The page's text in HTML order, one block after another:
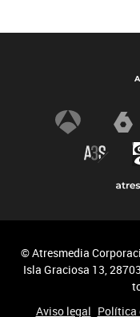
© Atresmedia
Isla Graciosa 13,
Aviso legal Política